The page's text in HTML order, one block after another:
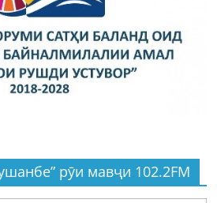
рӯи мавҷи 102.2FM